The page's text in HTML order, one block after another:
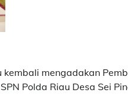
kembali mengadakan
Polda Riau Desa Sei